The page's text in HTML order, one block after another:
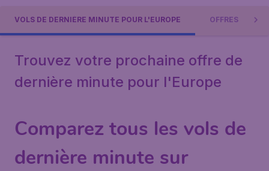
VOLS DE DERNIÈRE MINUTE POUR L'EUROPE OFFRES
Trouvez votre prochaine offre de
dernière minute pour l'Europe
Comparez tous les vols de
dernière minute sur